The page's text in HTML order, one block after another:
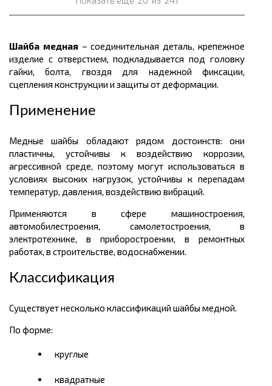
Шайба медная – соединительная деталь, крепежное
изделие с отверстием, подкладывается под головку
гайки, болта, гвоздя для надежной фиксации,
сцепления конструкции и защиты от деформации.
Применение
Медные шайбы обладают рядом достоинств: они
пластичны, устойчивы к воздействию коррозии,
агрессивной среде, поэтому могут использоваться в
условиях высоких нагрузок, устойчивы к перепадам
температур, давления, воздействию вибраций.
Применяются в сфере машиностроения,
автомобилестроения, самолетостроения, в
электротехнике, в приборостроении, в ремонтных
работах, в строительстве, водоснабжении.
Классификация
Существует несколько классификаций шайбы медной.
По форме:
круглые
квадратные